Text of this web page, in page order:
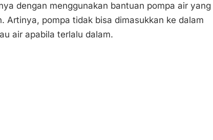
dengan menggunakan bantuan pompa air yang
Artinya, pompa tidak bisa dimasukkan ke dalam
air apabila terlalu dalam.